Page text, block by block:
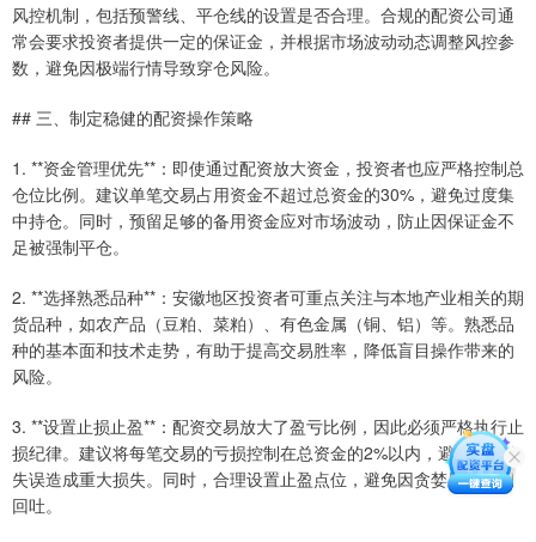
风控机制，包括预警线、平仓线的设置是否合理。合规的配资公司通
常会要求投资者提供一定的保证金，并根据市场波动动态调整风控参
数，避免因极端行情导致穿仓风险。
## 三、制定稳健的配资操作策略
1. **资金管理优先**：即使通过配资放大资金，投资者也应严格控制总
仓位比例。建议单笔交易占用资金不超过总资金的30%，避免过度集
中持仓。同时，预留足够的备用资金应对市场波动，防止因保证金不
足被强制平仓。
2. **选择熟悉品种**：安徽地区投资者可重点关注与本地产业相关的期
货品种，如农产品（豆粕、菜粕）、有色金属（铜、铝）等。熟悉品
种的基本面和技术走势，有助于提高交易胜率，降低盲目操作带来的
风险。
3. **设置止损止盈**：配资交易放大了盈亏比例，因此必须严格执行止
损纪律。建议将每笔交易的亏损控制在总资金的2%以内，避免因单次
失误造成重大损失。同时，合理设置止盈点位，避免因贪婪导致利润
回吐。